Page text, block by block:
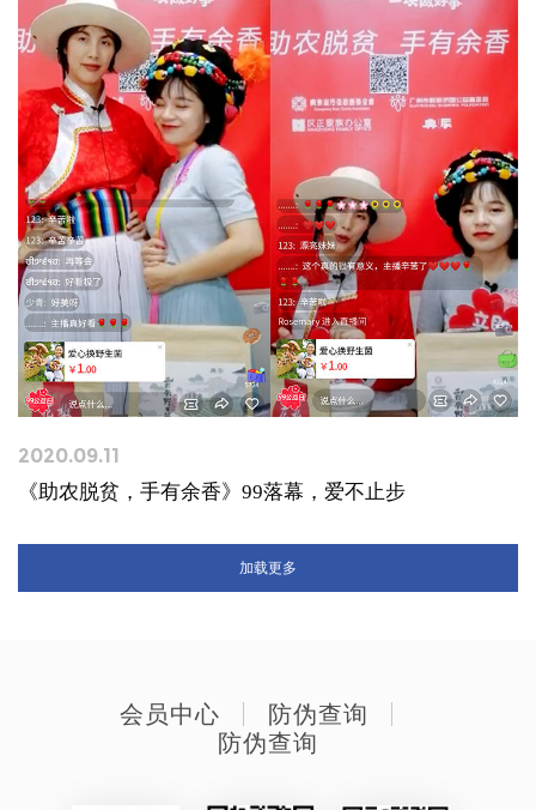
2020.09.11
《助农脱贫，手有余香》99落幕，爱不止步
加载更多
会员中心
防伪查询
防伪查询